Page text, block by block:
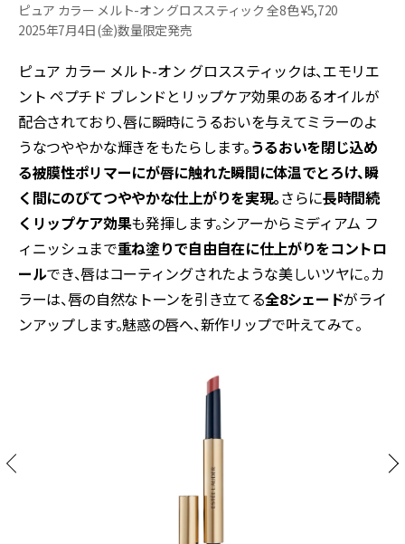
ピュア カラー メルト-オン グロススティック 全8色 ¥5,720
2025年7月4日(金)数量限定発売
ピュア カラー メルト-オン グロススティックは、エモリエ
ント ペプチド ブレンドとリップケア効果のあるオイルが
配合されており、唇に瞬時にうるおいを与えてミラーのよ
うなつややかな輝きをもたらします。うるおいを閉じ込め
る被膜性ポリマーにが唇に触れた瞬間に体温でとろけ、瞬
く間にのびてつややかな仕上がりを実現。さらに長時間続
くリップケア効果も発揮します。シアーからミディアム フ
ィニッシュまで重ね塗りで自由自在に仕上がりをコントロ
ールでき、唇はコーティングされたような美しいツヤに。カ
ラーは、唇の自然なトーンを引き立てる全8シェードがライ
ンアップします。魅惑の唇へ、新作リップで叶えてみて。